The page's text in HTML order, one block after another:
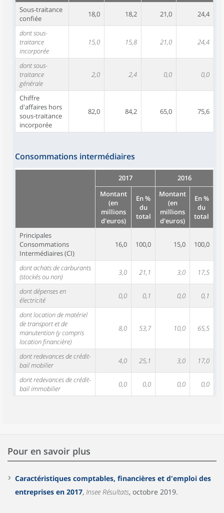
Sous-traitance
confiée
18,0 18,2 21,0 24,4
dont sous-
traitance
incorporée
15,0 15,8 21,0 24,4
dont sous-
traitance
générale
2,0 2,4 0,0 0,0
Chiffre
d'affaires hors
sous-traitance
incorporée
82,0 84,2 65,0 75,6
Consommations intermédiaires
2017
2016
Montant
(en
millions
d'euros)
En %
du
total
Montant
(en
millions
d'euros)
En %
du
total
Principales
Consommations
Intermédiaires (CI)
16,0 100,0 15,0 100,0
dont achats de carburants
(stockés ou non)
3,0 21,1 3,0 17,5
dont dépenses en
électricité
0,0 0,1 0,0 0,1
dont location de matériel
de transport et de
manutention (y compris
location financière)
8,0 53,7 10,0 65,5
dont redevances de crédit-
bail mobilier
4,0 25,1 3,0 17,0
dont redevances de crédit-
bail immobilier
0,0 0,0 0,0 0,0
Pour en savoir plus
Caractéristiques comptables, financières et d'emploi des
entreprises en 2017, Insee Résultats, octobre 2019.